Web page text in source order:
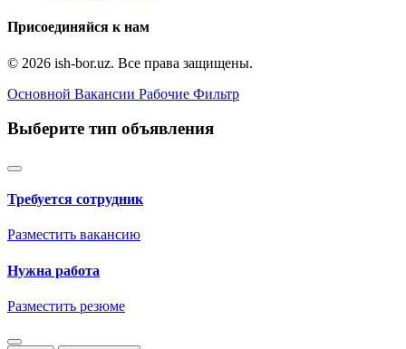
Присоединяйся к нам
© 2026 ish-bor.uz. Все права защищены.
Основной Вакансии Рабочие Фильтр
Выберите тип объявления
Требуется сотрудник
Разместить вакансию
Нужна работа
Разместить резюме